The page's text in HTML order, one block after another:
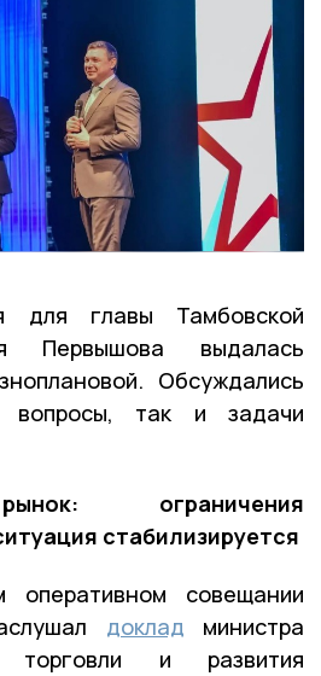
для главы Тамбовской
Первышова выдалась
Обсуждались
вопросы, так и задачи
ограничения
стабилизируется
оперативном совещании
доклад министра
торговли и развития